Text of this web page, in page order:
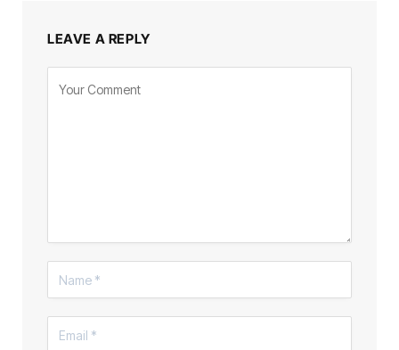
LEAVE A REPLY